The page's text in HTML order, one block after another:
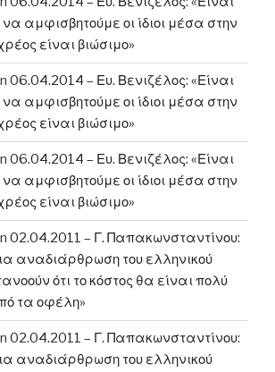
αμφισβητούμε οι ίδιοι μέσα στην
είναι βιώσιμο»
06.04.2014 – Ευ. Βενιζέλος: «Είναι
αμφισβητούμε οι ίδιοι μέσα στην
είναι βιώσιμο»
06.04.2014 – Ευ. Βενιζέλος: «Είναι
αμφισβητούμε οι ίδιοι μέσα στην
είναι βιώσιμο»
02.04.2011 – Γ. Παπακωνσταντίνου:
αναδιάρθρωση του ελληνικού
ότι το κόστος θα είναι πολύ
τα οφέλη»
02.04.2011 – Γ. Παπακωνσταντίνου:
αναδιάρθρωση του ελληνικού